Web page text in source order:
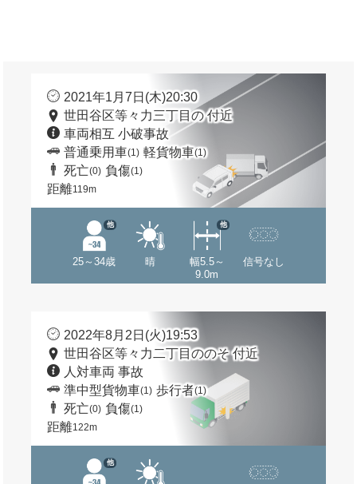
2021年1月7日(木)20:30
世田谷区等々力三丁目の 付近
車両相互 小破事故
普通乗用車(1) 軽貨物車(1)
死亡(0) 負傷(1)
距離119m
25～34歳
他
晴
幅5.5～
9.0m
他
信号なし
2022年8月2日(火)19:53
世田谷区等々力二丁目ののそ 付近
人対車両 事故
準中型貨物車(1) 歩行者(1)
死亡(0) 負傷(1)
距離122m
他